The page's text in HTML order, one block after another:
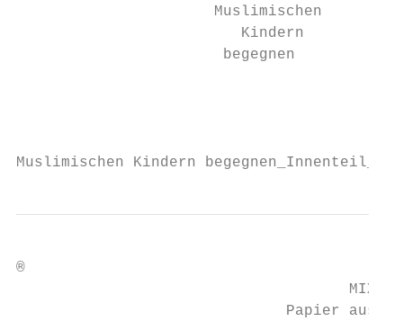
                      Muslimischen
                         Kindern
                       begegnen
Muslimischen Kindern
®
                                     MIX
Papier aus